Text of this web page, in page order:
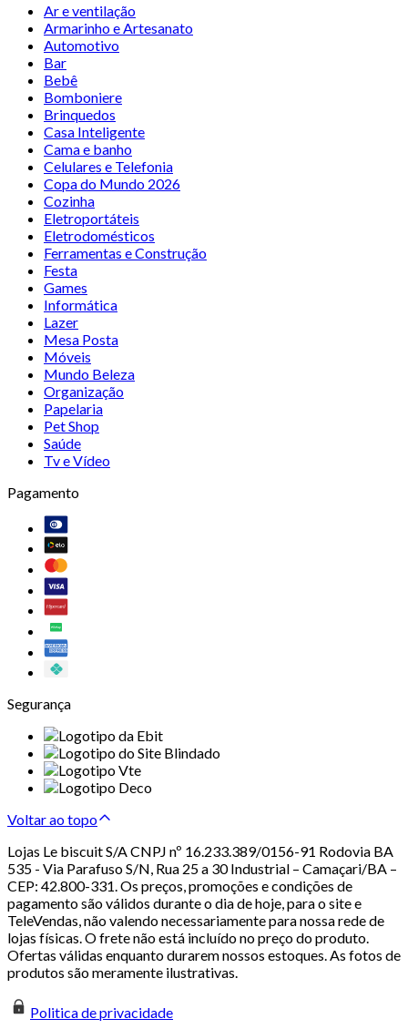
Ar e ventilação
Armarinho e Artesanato
Automotivo
Bar
Bebê
Bomboniere
Brinquedos
Casa Inteligente
Cama e banho
Celulares e Telefonia
Copa do Mundo 2026
Cozinha
Eletroportáteis
Eletrodomésticos
Ferramentas e Construção
Festa
Games
Informática
Lazer
Mesa Posta
Móveis
Mundo Beleza
Organização
Papelaria
Pet Shop
Saúde
Tv e Vídeo
Pagamento
Segurança
Voltar ao topo
Lojas Le biscuit S/A CNPJ nº 16.233.389/0156-91 Rodovia BA
535 - Via Parafuso S/N, Rua 25 a 30 Industrial – Camaçari/BA –
CEP: 42.800-331. Os preços, promoções e condições de
pagamento são válidos durante o dia de hoje, para o site e
TeleVendas, não valendo necessariamente para nossa rede de
lojas físicas. O frete não está incluído no preço do produto.
Ofertas válidas enquanto durarem nossos estoques. As fotos de
produtos são meramente ilustrativas.
Politica de privacidade